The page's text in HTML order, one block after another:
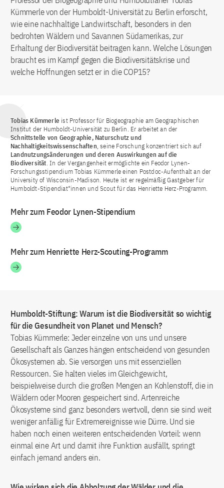
Kümmerle von der Humboldt-Universität zu Berlin erforscht,
wie eine nachhaltige Landwirtschaft, besonders in den
bedrohten Wäldern und Savannen Südamerikas, zur
Erhaltung der Biodiversität beitragen kann. Welche Lösungen
braucht es im Kampf gegen die Biodiversitätskrise und
welche Hoffnungen setzt er in die COP15?
Tobias Kümmerle ist Professor für Biogeographie am Geographischen
Institut der Humboldt-Universität zu Berlin. Er arbeitet an der
Schnittstelle von Geographie, Naturschutz und
Nachhaltigkeitswissenschaften, seine Forschung konzentriert sich auf
Landnutzungsänderungen und deren Auswirkungen auf die
Biodiversität. In der Vergangenheit ermöglichte ein Feodor Lynen-
Forschungsstipendium Tobias Kümmerle einen Postdoc-Aufenthalt an der
University of Wisconsin-Madison. Heute ist er regelmäßig Gastgeber für
Humboldt-Stipendiat*innen und Scout für das Henriette Herz-Programm.
Mehr zum Feodor Lynen-Stipendium
Mehr zum Henriette Herz-Scouting-Programm
Humboldt-Stiftung: Warum ist die Biodiversität so wichtig
für die Gesundheit von Planet und Mensch?
Tobias Kümmerle: Jeder einzelne von uns und unsere
Gesellschaft als Ganzes hängen entscheidend von gesunden
Ökosystemen ab. Sie versorgen uns mit essenziellen
Ressourcen. Sie halten vieles im Gleichgewicht,
beispielweise durch die großen Mengen an Kohlenstoff, die in
Wäldern oder Mooren gespeichert sind. Artenreiche
Ökosysteme sind ganz besonders wertvoll, denn sie sind weit
weniger anfällig für Extremereignisse wie Dürre. Und sie
haben noch einen weiteren entscheidenden Vorteil: wenn
einmal eine Art und damit ihre Funktion ausfällt, springt
einfach jemand anders ein.